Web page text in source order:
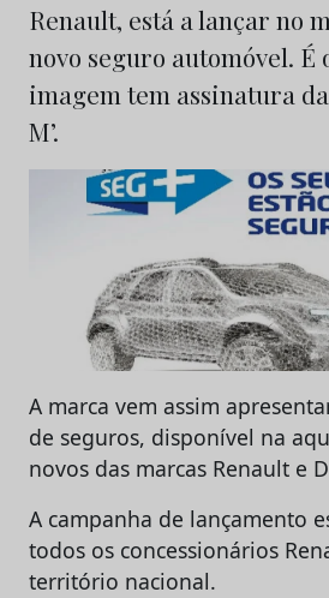
Renault, está a lançar no
novo seguro automóvel. É
imagem tem assinatura
M’.
A marca vem assim
de seguros, disponível na
novos das marcas Renault e
A campanha de lançamento
todos os concessionários
território nacional.